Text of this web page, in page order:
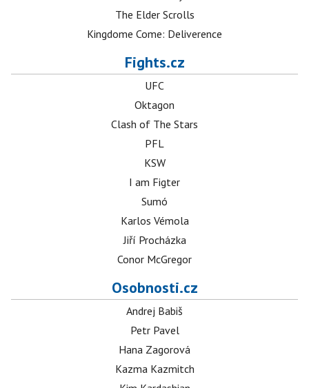
The Elder Scrolls
Kingdome Come: Deliverence
Fights.cz
UFC
Oktagon
Clash of The Stars
PFL
KSW
I am Figter
Sumó
Karlos Vémola
Jiří Procházka
Conor McGregor
Osobnosti.cz
Andrej Babiš
Petr Pavel
Hana Zagorová
Kazma Kazmitch